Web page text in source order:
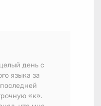
день с
языка за
«к».